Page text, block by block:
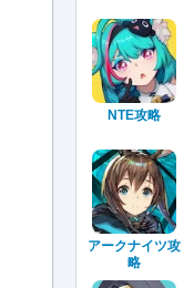
NTE攻略
アークナイツ攻
略